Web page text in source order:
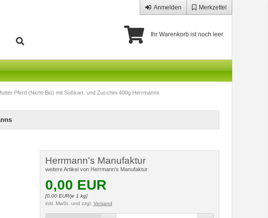
Anmelden Merkzettel
Ihr Warenkorb ist noch leer.
Pferd (Nicht-Bio) mit Süßkart. und Zucchini 400g Herrmanns
Herrmann's Manufaktur
weitere Artikel von Herrmann's Manufaktur
0,00 EUR
[0,00EUR/je 1 kg]
inkl. MwSt. und zzgl. Versand